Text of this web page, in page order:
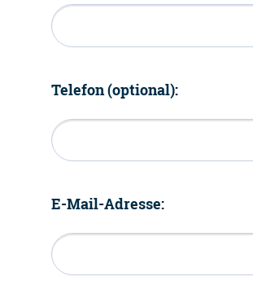
Telefon (optional):
E-Mail-Adresse: